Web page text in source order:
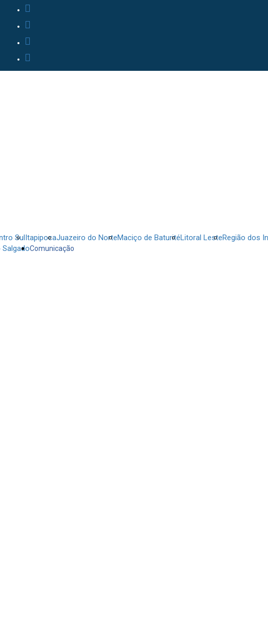
SulItapipocaJuazeiro do NorteMaciço de BaturitéLitoral LesteRegião dos
SalgadoComunicação